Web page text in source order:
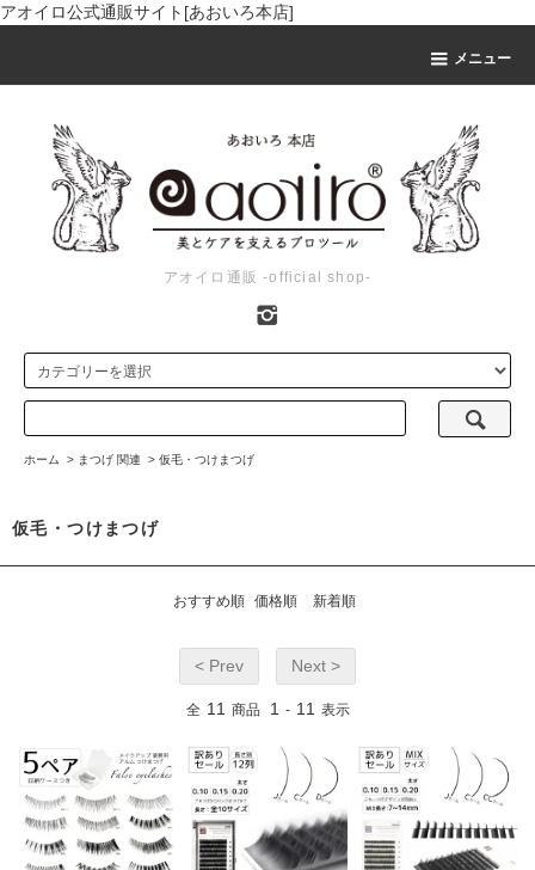
アオイロ公式通販サイト[あおいろ本店]
メニュー
アオイロ通販 -official shop-
ホーム > まつげ 関連 > 仮毛・つけまつげ
仮毛・つけまつげ
おすすめ順 価格順 新着順
< Prev Next >
全 11 商品 1 - 11 表示